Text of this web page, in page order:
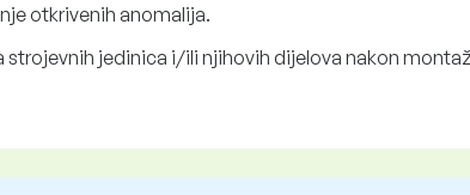
otkrivenih anomalija.
strojevnih jedinica i/ili njihovih dijelova nakon